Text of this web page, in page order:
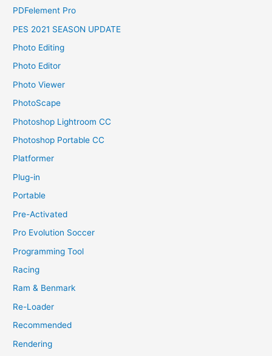
PDFelement Pro
PES 2021 SEASON UPDATE
Photo Editing
Photo Editor
Photo Viewer
PhotoScape
Photoshop Lightroom CC
Photoshop Portable CC
Platformer
Plug-in
Portable
Pre-Activated
Pro Evolution Soccer
Programming Tool
Racing
Ram & Benmark
Re-Loader
Recommended
Rendering